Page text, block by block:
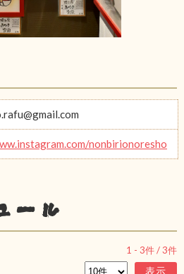
nonbirionoresho
ール
1 - 3件 /3件